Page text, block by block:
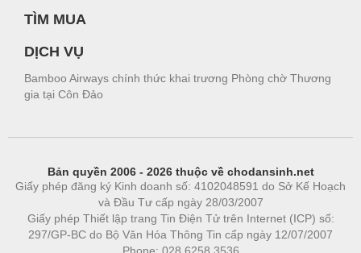
TÌM MUA
DỊCH VỤ
Bamboo Airways chính thức khai trương Phòng chờ Thương
gia tại Côn Đảo
Bản quyền 2006 - 2026 thuộc về chodansinh.net
Giấy phép đăng ký Kinh doanh số: 4102048591 do Sở Kế Hoạch
và Đầu Tư cấp ngày 28/03/2007
Giấy phép Thiết lập trang Tin Điện Tử trên Internet (ICP) số:
297/GP-BC do Bộ Văn Hóa Thông Tin cấp ngày 12/07/2007
Phone: 028.6258.3536